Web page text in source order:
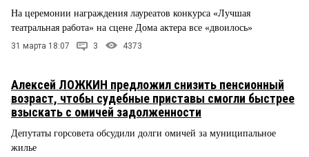
На церемонии награждения лауреатов конкурса «Лучшая
театральная работа» на сцене Дома актера все «двоилось»
31 марта 18:07 3 4373
Алексей ЛОЖКИН предложил снизить пенсионный
возраст, чтобы судебные приставы смогли быстрее
взыскать с омичей задолженности
Депутаты горсовета обсудили долги омичей за муниципальное
жилье